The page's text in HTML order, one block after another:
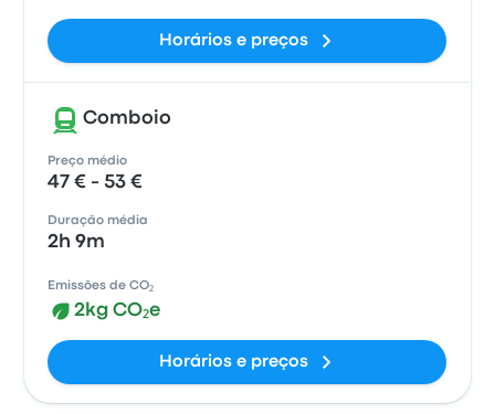
Horários e preços
Comboio
Preço médio
47 € - 53 €
Duração média
2h 9m
Emissões de CO₂
2kg CO₂e
Horários e preços